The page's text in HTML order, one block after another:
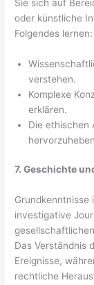
Sie sich auf
oder künstliche
Folgendes lernen:
verstehen.
Komplexe
erklären.
Die ethischen
7. Geschichte
Grundkenntnisse
investigative
Das Verständnis
Ereignisse,
rechtliche